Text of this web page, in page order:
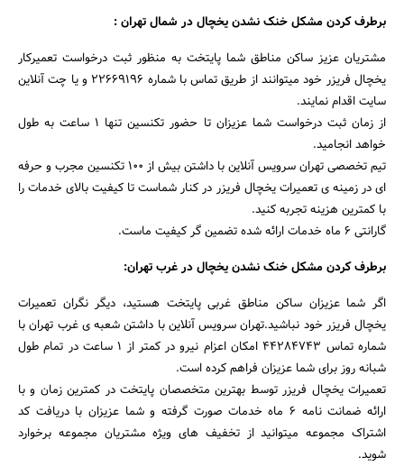
برطرف کردن مشکل خنک نشدن یخچال در شمال تهران :
مشتریان عزیز ساکن مناطق شما پایتخت به منظور ثبت درخواست تعمیرکار
یخچال فریزر خود میتوانند از طریق تماس با شماره ۲۲۶۶۹۱۹۶ و یا چت آنلاین
سایت اقدام نمایند.
از زمان ثبت درخواست شما عزیزان تا حضور تکنسین تنها ۱ ساعت به طول
خواهد انجامید.
تیم تخصصی تهران سرویس آنلاین با داشتن بیش از ۱۰۰ تکنسین مجرب و حرفه
ای در زمینه ی تعمیرات یخچال فریزر در کنار شماست تا کیفیت بالای خدمات را
با کمترین هزینه تجربه کنید.
گارانتی ۶ ماه خدمات ارائه شده تضمین گر کیفیت ماست.
برطرف کردن مشکل خنک نشدن یخچال در غرب تهران:
اگر شما عزیزان ساکن مناطق غربی پایتخت هستید، دیگر نگران تعمیرات
یخچال فریزر خود نباشید.تهران سرویس آنلاین با داشتن شعبه ی غرب تهران با
شماره تماس ۴۴۲۸۴۷۴۳ امکان اعزام نیرو در کمتر از ۱ ساعت در تمام طول
شبانه روز برای شما عزیزان فراهم کرده است.
تعمیرات یخچال فریزر توسط بهترین متخصصان پایتخت در کمترین زمان و با
ارائه ضمانت نامه ۶ ماه خدمات صورت گرفته و شما عزیزان با دریافت کد
اشتراک مجموعه میتوانید از تخفیف های ویژه مشتریان مجموعه برخوارد
شوید.